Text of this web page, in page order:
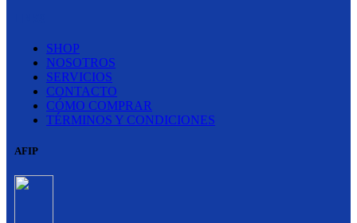
SHOP
NOSOTROS
SERVICIOS
CONTACTO
CÓMO COMPRAR
TÉRMINOS Y CONDICIONES
AFIP